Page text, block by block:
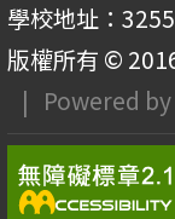
學校地址：
版權所有 ©
| Powered by